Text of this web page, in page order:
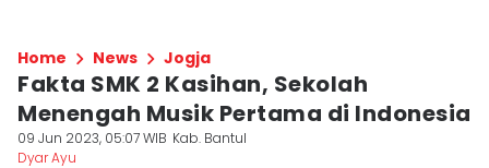
Home News Jogja
Fakta SMK 2 Kasihan, Sekolah
Menengah Musik Pertama di Indonesia
09 Jun 2023, 05:07 WIB Kab. Bantul
Dyar Ayu